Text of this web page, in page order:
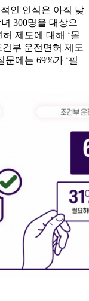
인 인식은 아직 낮
300명을 대상으
제도에 대해 ‘몰
건부 운전면허 제도
에는 69%가 ‘필